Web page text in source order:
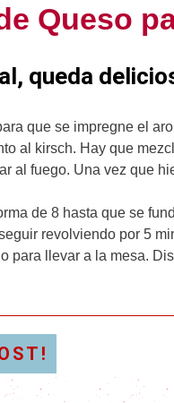
Queso
queda
que se impregne el
al kirsch. Hay que
al fuego. Una vez que
de 8 hasta que se
revolviendo por 5
para llevar a la mesa.